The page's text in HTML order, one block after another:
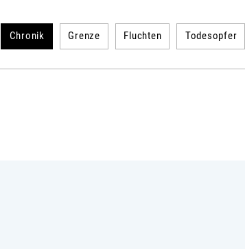
Chronik Grenze Fluchten Todesopfer